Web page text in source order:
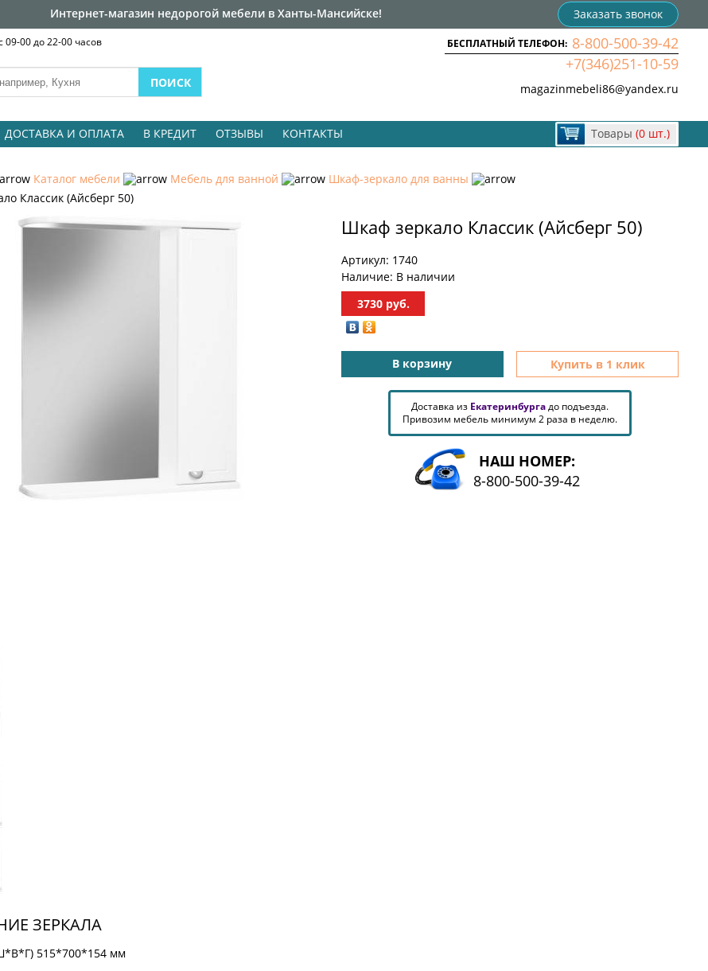
Интернет-магазин недорогой мебели в Ханты-Мансийске! Заказать звонок
БЕСПЛАТНЫЙ ТЕЛЕФОН: 8-800-500-39-42
+7(346)251-10-59
magazinmebeli86@yandex.ru
09-00 до 22-00 часов
ДОСТАВКА И ОПЛАТА В КРЕДИТ ОТЗЫВЫ КОНТАКТЫ Товары (0 шт.)
Каталог мебели Мебель для ванной
Шкаф-зеркало для ванны
Классик (Айсберг 50)
Шкаф зеркало Классик (Айсберг 50)
Артикул: 1740
Наличие: В наличии
3730руб.
В корзину Купить в 1 клик
Доставка из Екатеринбургадо подъезда.
Привозим мебель минимум 2 раза в неделю.
НАШ НОМЕР:
8-800-500-39-42
ЗЕРКАЛА
515*700*154 мм